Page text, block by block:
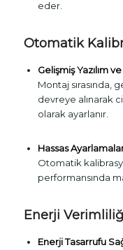
eder.
Otomatik
Gelişmiş Yazılım
Montaj sırasında,
devreye alınarak
olarak ayarlanır.
Hassas
Otomatik
performansında
Enerji
Enerji Tasarrufu